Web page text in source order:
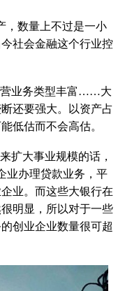
，数量上不过是一小
社会金融这个行业控
营业务类型丰富……大
还要强大。以资产占
低估而不会高估。
扩大事业规模的话，
业办理贷款业务，平
业。而这些大银行在
明显，所以对于一些
创业企业数量很可超